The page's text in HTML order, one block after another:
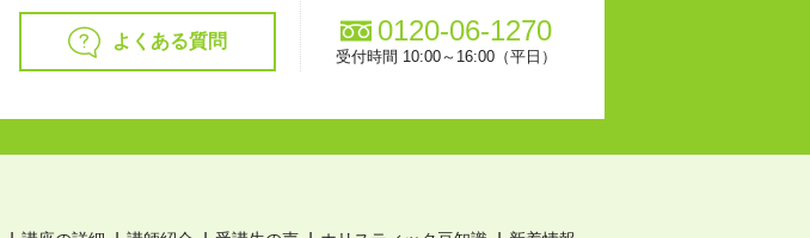
よくある質問 0120-06-1270
受付時間 10:00～16:00（平日）